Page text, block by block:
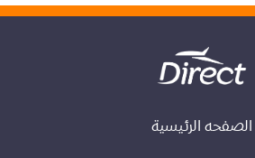
الصفحه الرئيسية